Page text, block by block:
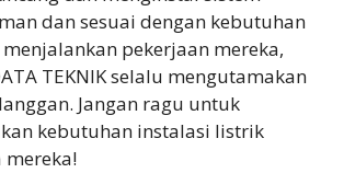
dan sesuai dengan kebutuhan
pekerjaan mereka,
TEKNIK selalu mengutamakan
Jangan ragu untuk
kebutuhan instalasi listrik
mereka!